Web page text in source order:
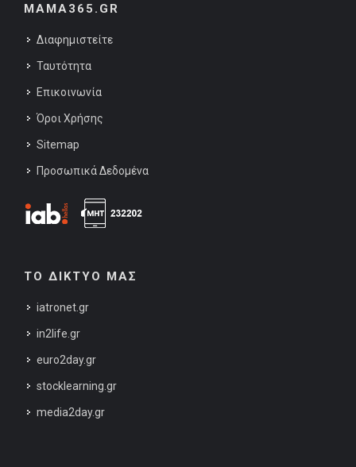
MAMA365.GR
Διαφημιστείτε
Ταυτότητα
Επικοινωνία
Όροι Χρήσης
Sitemap
Προσωπικά Δεδομένα
ΤΟ ΔΙΚΤΥΟ ΜΑΣ
iatronet.gr
in2life.gr
euro2day.gr
stocklearning.gr
media2day.gr